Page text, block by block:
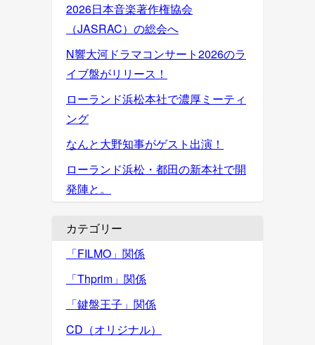
2026日本音楽著作権協会
（JASRAC）の総会へ
N響大河ドラマコンサート2026のラ
イブ盤がリリース！
ローランド浜松本社で濃厚ミーティ
ング
なんと大野知事がゲスト出演！
ローランド浜松・都田の新本社で開
発陣と。
カテゴリー
「FILMO」関係
「Thprim」関係
「鍵盤王子」関係
CD（オリジナル）